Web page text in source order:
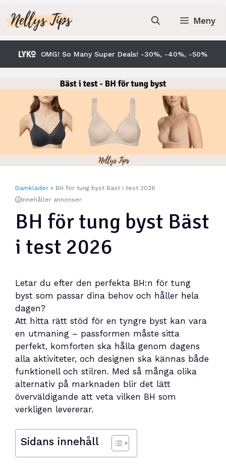
till
innehåll
Meny
OMG! So Many Super Deals! -30%, -40%, -50%
Damkläder » BH för tung byst Bäst i test 2026
Innehåller annonser
BH för tung byst Bäst
i test 2026
Letar du efter den perfekta BH:n för tung
byst som passar dina behov och håller hela
dagen?
Att hitta rätt stöd för en tyngre byst kan vara
en utmaning – passformen måste sitta
perfekt, komforten ska hålla genom dagens
alla aktiviteter, och designen ska kännas både
funktionell och stilren. Med så många olika
alternativ på marknaden blir det lätt
överväldigande att veta vilken BH som
verkligen levererar.
Sidans innehåll